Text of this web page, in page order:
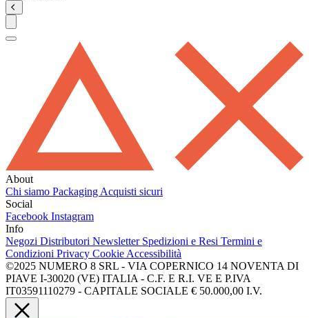
About
Chi siamo Packaging Acquisti sicuri
Social
Facebook Instagram
Info
Negozi Distributori Newsletter Spedizioni e Resi Termini e
Condizioni Privacy Cookie Accessibilità
©2025 NUMERO 8 SRL - VIA COPERNICO 14 NOVENTA DI
PIAVE I-30020 (VE) ITALIA - C.F. E R.I. VE E P.IVA
IT03591110279 - CAPITALE SOCIALE € 50.000,00 I.V.